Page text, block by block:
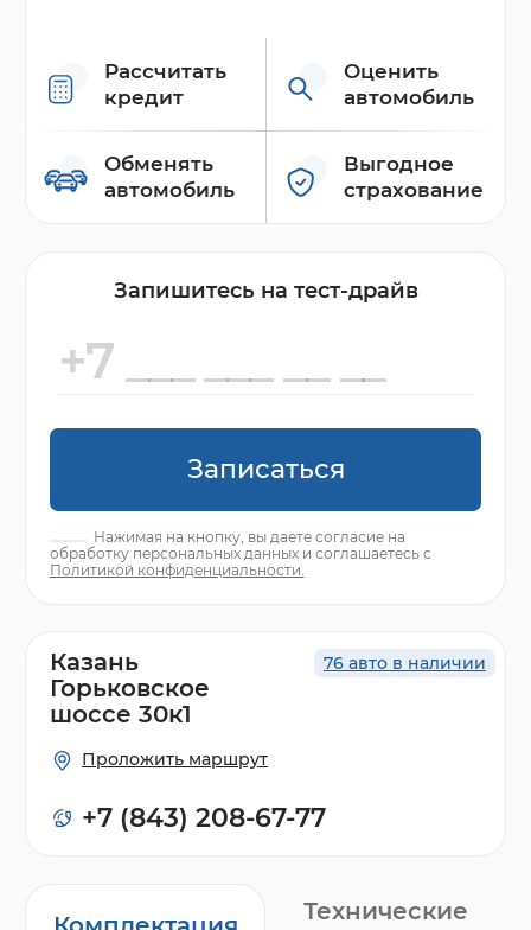
Рассчитать
кредит
Оценить
автомобиль
Обменять
автомобиль
Выгодное
страхование
Запишитесь на тест-драйв
Записаться
Нажимая на кнопку, вы даете согласие на
обработку персональных данных и соглашаетесь с
Политикой конфиденциальности.
Технические
76 авто в наличии
Казань
Горьковское
шоссе 30к1
Проложить маршрут
+7 (843) 208-67-77